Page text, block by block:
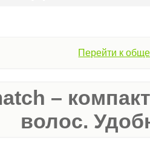
Перейти к
–
волос.